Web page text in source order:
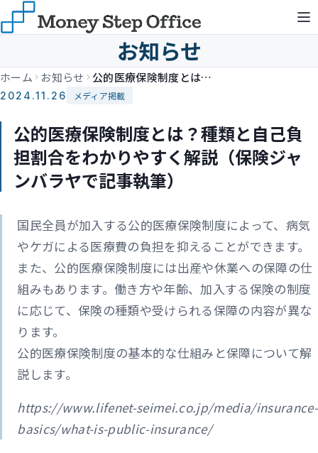
お知らせ
ホーム お知らせ 公的医療保険制度とは？種類と自己負担割合をわかりやすく解説（保険ジャンバラヤで記事執筆）
2024.11.26 メディア掲載
公的医療保険制度とは？種類と自己負
担割合をわかりやすく解説（保険ジャ
ンバラヤで記事執筆）
国民全員が加入する公的医療保険制度によって、病気
やケガによる医療費の負担を抑えることができます。
また、公的医療保険制度には出産や休業への保障の仕
組みもあります。働き方や年齢、加入する保険の制度
に応じて、保険の種類や受けられる保障の内容が異な
ります。
公的医療保険制度の基本的な仕組みと保障について解
説します。
https://www.lifenet-seimei.co.jp/media/insurance-
basics/what-is-public-insurance/